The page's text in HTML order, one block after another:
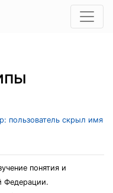
пользователь скрыл имя
понятия и
Федерации.